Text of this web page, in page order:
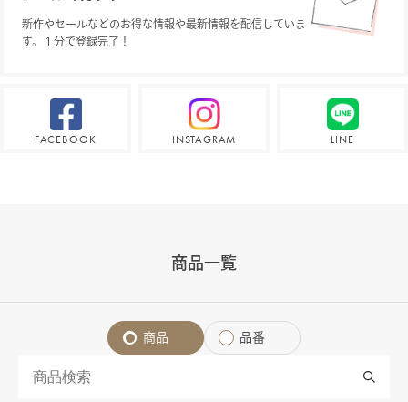
新作やセールなどのお得な情報や最新情報を配信していま
す。１分で登録完了！
FACEBOOK INSTAGRAM LINE
商品一覧
商品 品番